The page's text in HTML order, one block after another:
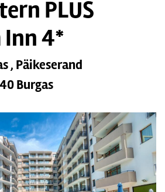
PLUS
4*
, Päikeserand
Burgas